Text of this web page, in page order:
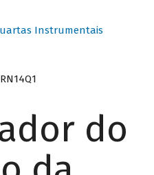
Instrumentais
do